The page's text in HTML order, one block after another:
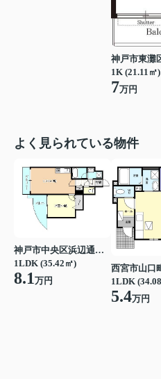
1K (21.11㎡)
7万円
よく見られている物件
神戸市中央区浜辺通３丁目
1LDK (35.42㎡)
8.1万円
1LDK
5.4万円